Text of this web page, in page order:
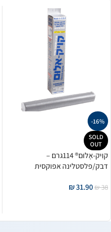
-16%
SOLD
OUT
קוִיק-אָלוּם® 114גרם –
דבק/פלסטלינה אפוקסית
₪38
₪31.90